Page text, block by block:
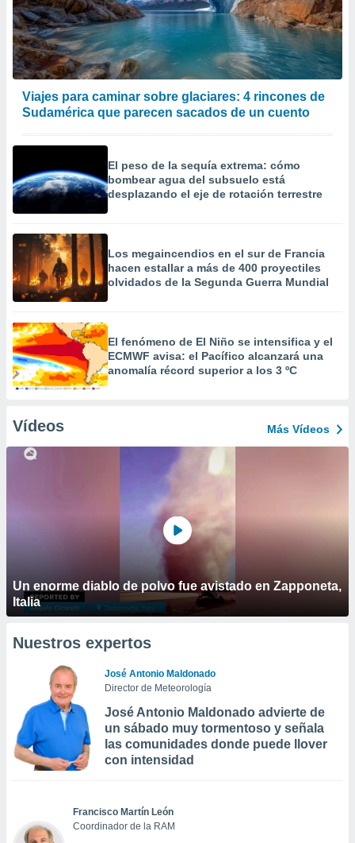
Viajes para caminar sobre glaciares: 4 rincones de
Sudamérica que parecen sacados de un cuento
El peso de la sequía extrema: cómo
bombear agua del subsuelo está
desplazando el eje de rotación terrestre
Los megaincendios en el sur de Francia
hacen estallar a más de 400 proyectiles
olvidados de la Segunda Guerra Mundial
El fenómeno de El Niño se intensifica y el
ECMWF avisa: el Pacífico alcanzará una
anomalía récord superior a los 3 ºC
Vídeos Más Vídeos
Un enorme diablo de polvo fue avistado en Zapponeta,
Italia
Nuestros expertos
José Antonio Maldonado
Director de Meteorología
José Antonio Maldonado advierte de
un sábado muy tormentoso y señala
las comunidades donde puede llover
con intensidad
Francisco Martín León
Coordinador de la RAM